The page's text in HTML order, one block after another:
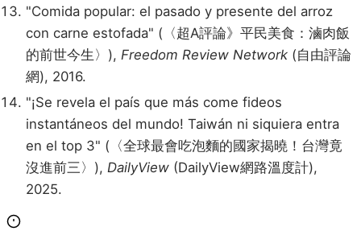
"Comida popular: el pasado y presente del arroz
con carne estofada" (〈超A評論》平民美食：滷肉飯
的前世今生〉), Freedom Review Network (自由評論
網), 2016.
"¡Se revela el país que más come fideos
instantáneos del mundo! Taiwán ni siquiera entra
en el top 3" (〈全球最會吃泡麵的國家揭曉！台灣竟
沒進前三〉), DailyView (DailyView網路溫度計),
2025.